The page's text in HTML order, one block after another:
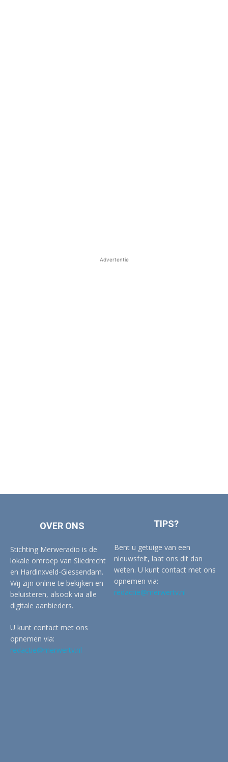
Advertentie
OVER ONS
Stichting Merweradio is de
lokale omroep van Sliedrecht
en Hardinxveld-Giessendam.
Wij zijn online te bekijken en
beluisteren, alsook via alle
digitale aanbieders.
U kunt contact met ons
opnemen via:
redactie@merwertv.nl
TIPS?
Bent u getuige van een
nieuwsfeit, laat ons dit dan
weten. U kunt contact met ons
opnemen via:
redactie@merwertv.nl